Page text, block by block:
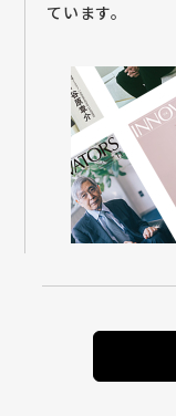
ています。